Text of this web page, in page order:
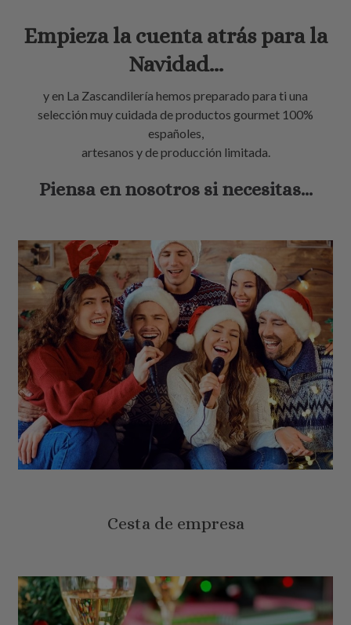
Empieza la cuenta atrás para la
Navidad...
y en La Zascandilería hemos preparado para ti una
selección muy cuidada de productos gourmet 100%
españoles,
artesanos y de producción limitada.
Piensa en nosotros si necesitas...
Cesta de empresa